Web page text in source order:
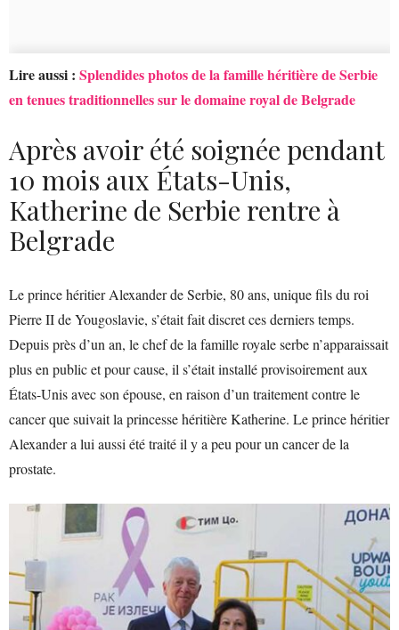
Lire aussi : Splendides photos de la famille héritière de Serbie
en tenues traditionnelles sur le domaine royal de Belgrade
Après avoir été soignée pendant
10 mois aux États-Unis,
Katherine de Serbie rentre à
Belgrade
Le prince héritier Alexander de Serbie, 80 ans, unique fils du roi
Pierre II de Yougoslavie, s’était fait discret ces derniers temps.
Depuis près d’un an, le chef de la famille royale serbe n’apparaissait
plus en public et pour cause, il s’était installé provisoirement aux
États-Unis avec son épouse, en raison d’un traitement contre le
cancer que suivait la princesse héritière Katherine. Le prince héritier
Alexander a lui aussi été traité il y a peu pour un cancer de la
prostate.